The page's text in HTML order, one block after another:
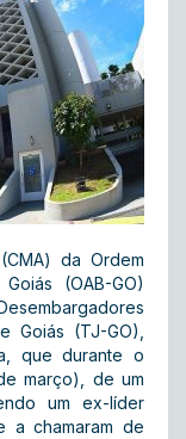
da Ordem
(OAB-GO)
(TJ-GO),
que durante o
março), de um
um ex-líder
a chamaram de